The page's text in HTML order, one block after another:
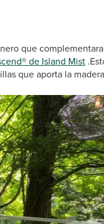
que
de Island Mist
que aporta la